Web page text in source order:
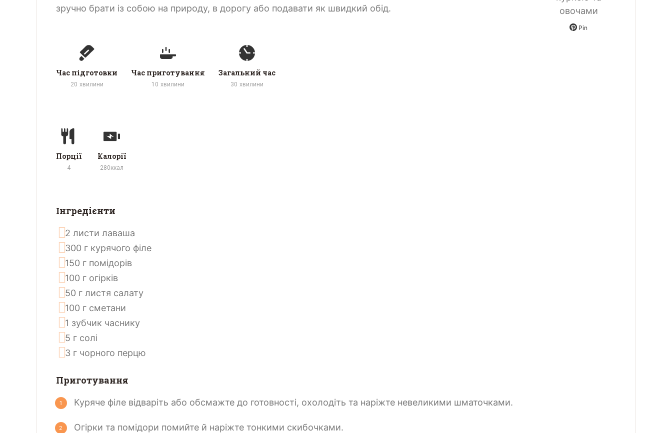
Pin
зручно брати із собою на природу, в дорогу або подавати як швидкий обід.
Час підготовки
20 хвилини
Час приготування
10 хвилини
Загальний час
30 хвилини
Порції
4
Калорії
280ккал
Інгредієнти
2 листи лаваша
300 г курячого філе
150 г помідорів
100 г огірків
50 г листя салату
100 г сметани
1 зубчик часнику
5 г солі
3 г чорного перцю
Приготування
Куряче філе відваріть або обсмажте до готовності, охолодіть та наріжте невеликими шматочками.
Огірки та помідори помийте й наріжте тонкими скибочками.